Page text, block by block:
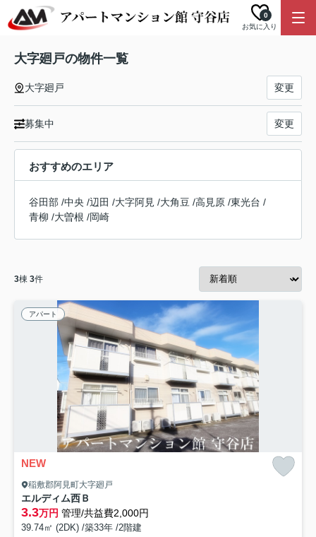
お気に入り
0
大字廻戸の物件一覧
大字廻戸 変更
募集中 変更
おすすめのエリア
谷田部 /中央 /辺田 /大字阿見 /大角豆 /高見原 /東光台 /
青柳 /大曽根 /岡崎
3棟 3件
アパート
NEW
稲敷郡阿見町大字廻戸
エルディム西Ｂ
3.3万円 管理/共益費2,000円
39.74㎡ (2DK) /築33年 /2階建